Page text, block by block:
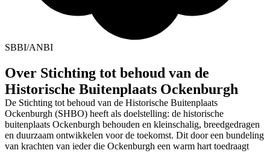
SBBI/ANBI
Over Stichting tot behoud van de
Historische Buitenplaats Ockenburgh
De Stichting tot behoud van de Historische Buitenplaats
Ockenburgh (SHBO) heeft als doelstelling: de historische
buitenplaats Ockenburgh behouden en kleinschalig, breedgedragen
en duurzaam ontwikkelen voor de toekomst. Dit door een bundeling
van krachten van ieder die Ockenburgh een warm hart toedraagt